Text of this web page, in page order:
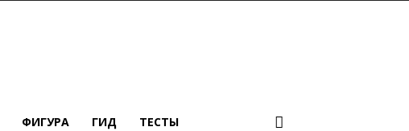
ФИГУРА ГИД ТЕСТЫ